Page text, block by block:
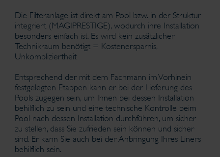
Die Filteranlage ist direkt am Pool bzw. in der Struktur
integriert (MAGIPRESTIGE), wodurch ihre Installation
besonders einfach ist. Es wird kein zusätzlicher
Technikraum benötigt = Kostenersparnis,
Unkompliziertheit
Entsprechend der mit dem Fachmann im Vorhinein
festgelegten Etappen kann er bei der Lieferung des
Pools zugegen sein, um Ihnen bei dessen Installation
behilflich zu sein und eine technische Kontrolle beim
Pool nach dessen Installation durchführen, um sicher
zu stellen, dass Sie zufrieden sein können und sicher
sind. Er kann Sie auch bei der Anbringung Ihres Liners
behilflich sein.